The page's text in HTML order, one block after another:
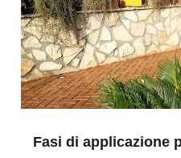
Fasi di applicazione